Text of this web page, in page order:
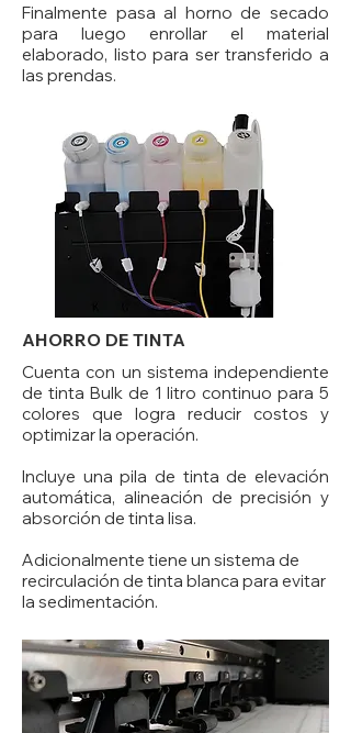
Finalmente pasa al horno de secado
para luego enrollar el material
elaborado, listo para ser transferido a
las prendas.
AHORRO DE TINTA
Cuenta con un sistema independiente
de tinta Bulk de 1 litro continuo para 5
colores que logra reducir costos y
optimizar la operación.
Incluye una pila de tinta de elevación
automática, alineación de precisión y
absorción de tinta lisa.
Adicionalmente tiene un sistema de
recirculación de tinta blanca para evitar
la sedimentación.